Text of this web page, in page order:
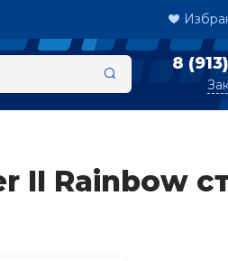
8
II Rainbow